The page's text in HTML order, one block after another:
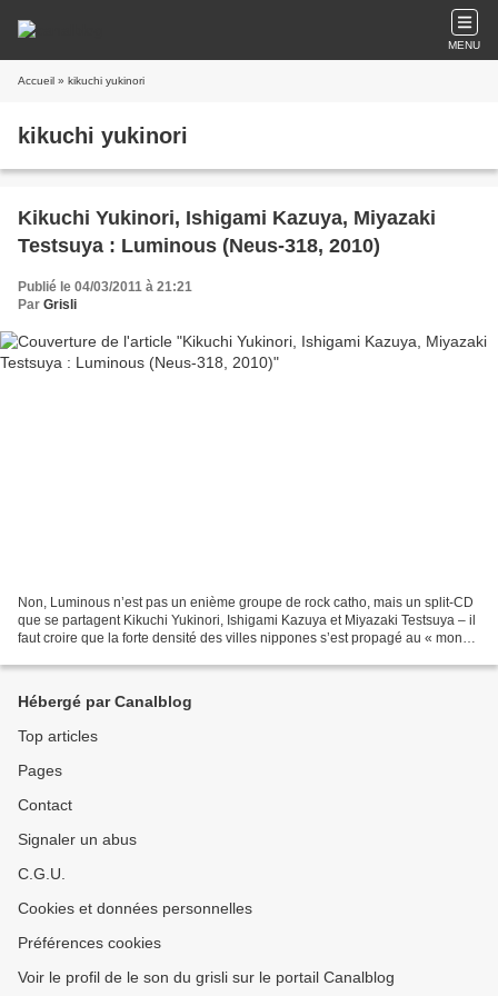
MENU
Accueil » kikuchi yukinori
kikuchi yukinori
Kikuchi Yukinori, Ishigami Kazuya, Miyazaki
Testsuya : Luminous (Neus-318, 2010)
Publié le 04/03/2011 à 21:21
Par Grisli
Non, Luminous n’est pas un enième groupe de rock catho, mais un split-CD
que se partagent Kikuchi Yukinori, Ishigami Kazuya et Miyazaki Testsuya – il
faut croire que la forte densité des villes nippones s’est propagé au « monde
Hébergé par Canalblog
Top articles
Pages
Contact
Signaler un abus
C.G.U.
Cookies et données personnelles
Préférences cookies
Voir le profil de le son du grisli sur le portail Canalblog